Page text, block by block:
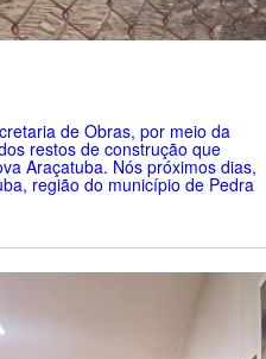
de Obras, por meio da
restos de construção que
Araçatuba. Nós próximos dias,
região do município de Pedra